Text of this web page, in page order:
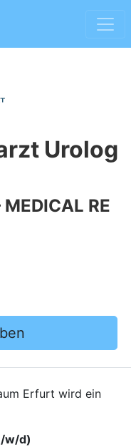
Urolog
MEDICAL RE
Erfurt wird ein
w/d)